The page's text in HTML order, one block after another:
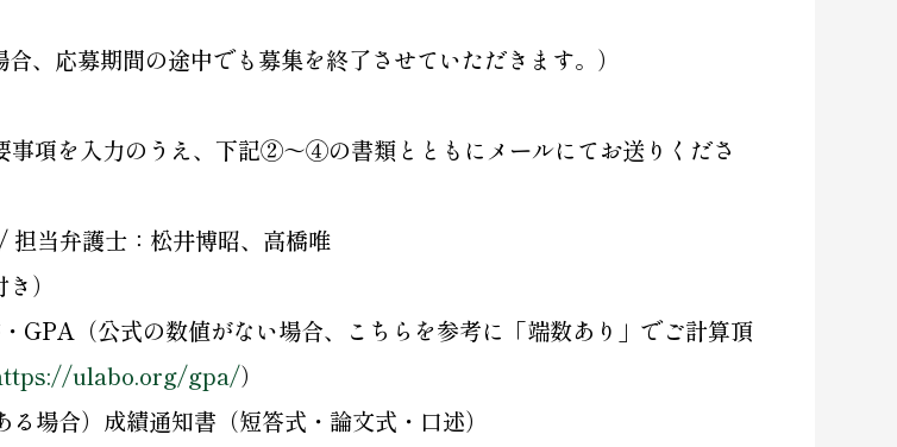
、応募期間の途中でも募集を終了させていただきます。）
項を入力のうえ、下記②～④の書類とともにメールにてお送りくださ
/ 担当弁護士：松井博昭、高橋唯
）
（公式の数値がない場合、こちらを参考に「端数あり」でご計算頂
ulabo.org/gpa/）
合）成績通知書（短答式・論文式・口述）